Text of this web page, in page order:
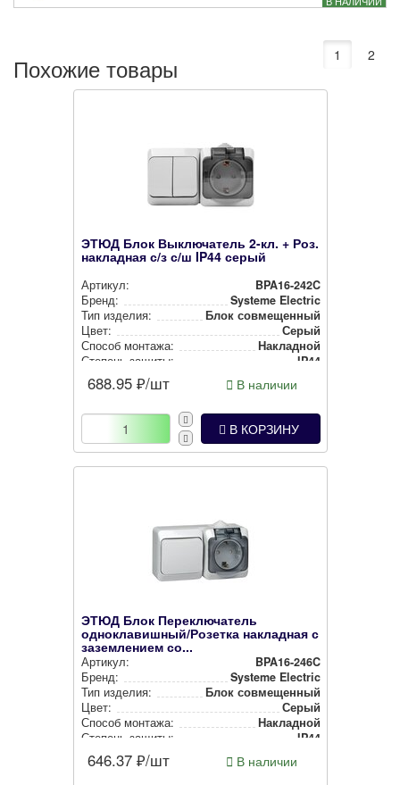
Похожие товары 1 2
ЭТЮД Блок Выключатель 2-кл. + Роз.
накладная с/з с/ш IP44 серый
Артикул:
BPA16-242C
Бренд:
Systeme Electric
Тип изделия:
Блок сов­ме­щен­ный
Цвет:
Серый
Способ монтажа:
Накладной
Степень защиты:
IP44
688.95 ₽/шт В наличии
В КОРЗИНУ
ЭТЮД Блок Переключатель
одноклавишный/Розетка накладная с
заземлением со...
Артикул:
BPA16-246C
Бренд:
Systeme Electric
Тип изделия:
Блок сов­ме­щен­ный
Цвет:
Серый
Способ монтажа:
Накладной
Степень защиты:
IP44
646.37 ₽/шт В наличии